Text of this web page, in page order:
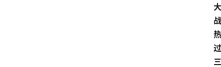
大
战
热
过
三